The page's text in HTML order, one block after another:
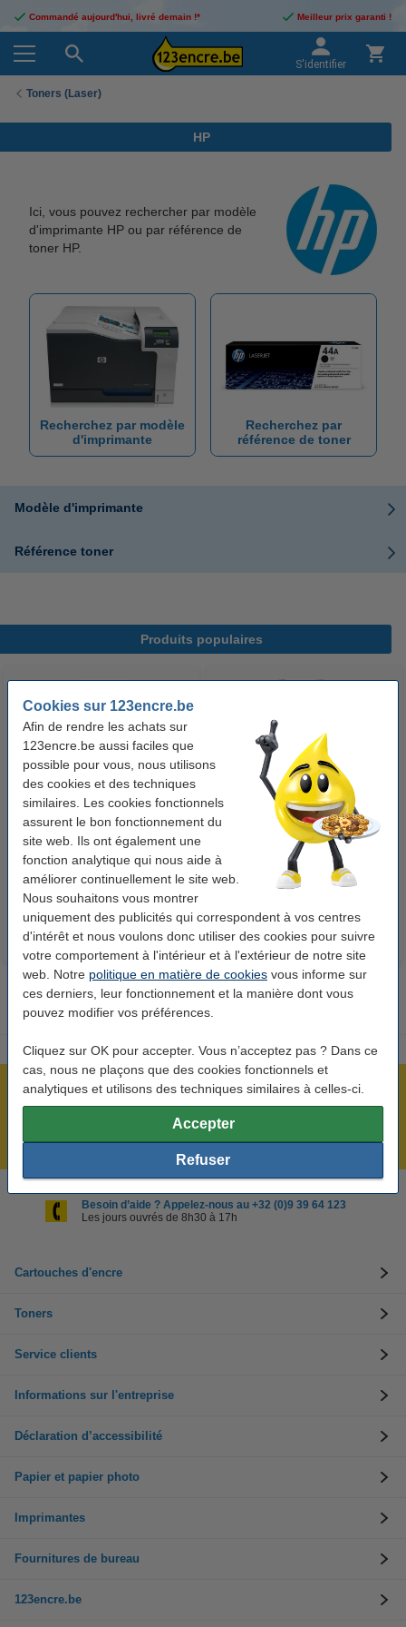
Cookies sur 123encre.be
Afin de rendre les achats sur
123encre.be aussi faciles que
possible pour vous, nous utilisons
des cookies et des techniques
similaires. Les cookies fonctionnels
assurent le bon fonctionnement du
site web. Ils ont également une
fonction analytique qui nous aide à
améliorer continuellement le site web.
Nous souhaitons vous montrer
uniquement des publicités qui correspondent à vos centres
d'intérêt et nous voulons donc utiliser des cookies pour suivre
votre comportement à l'intérieur et à l'extérieur de notre site
web. Notre politique en matière de cookies vous informe sur
ces derniers, leur fonctionnement et la manière dont vous
pouvez modifier vos préférences.
Cliquez sur OK pour accepter. Vous n’acceptez pas ? Dans ce
cas, nous ne plaçons que des cookies fonctionnels et
analytiques et utilisons des techniques similaires à celles-ci.
Accepter
Refuser
Commandé aujourd'hui, livré demain !* Meilleur prix garanti !
S'identifier
Toners (Laser)
HP
Ici, vous pouvez rechercher par modèle
d'imprimante HP ou par référence de
toner HP.
Recherchez par modèle
d'imprimante
Recherchez par
référence de toner
Modèle d'imprimante
Référence toner
Produits populaires
Offre : 10x 123encre bloc de
26,55 € Inclus : 21% de TVA
Apple iPhone câble de charge
Lightning blanc (2 mètres)
13,95 € Inclus : 21% de TVA
Plus de 5 millions de clients !
Commandé avant 22h00, livré demain !
Meilleur prix garanti !
Besoin d’aide ? Appelez-nous au +32 (0)9 39 64 123
Les jours ouvrés de 8h30 à 17h
Cartouches d'encre
Toners
Service clients
Informations sur l'entreprise
Déclaration d’accessibilité
Papier et papier photo
Imprimantes
Fournitures de bureau
123encre.be